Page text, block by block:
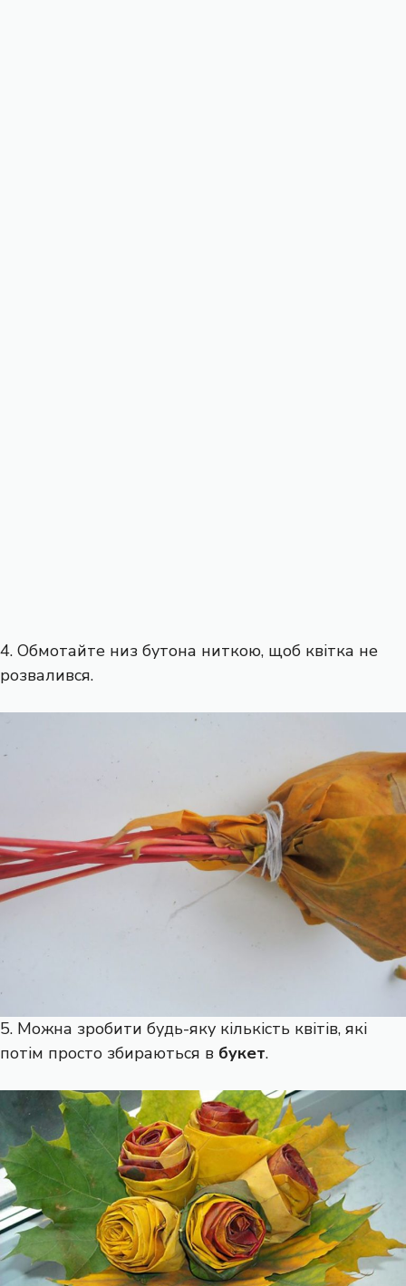
4. Обмотайте низ бутона ниткою, щоб квітка не
розвалився.
5. Можна зробити будь-яку кількість квітів, які
потім просто збираються в букет.